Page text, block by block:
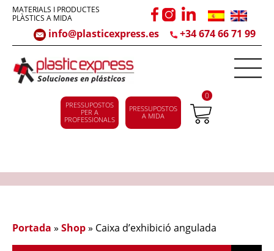
MATERIALS I PRODUCTES
PLÀSTICS A MIDA
info@plasticexpress.es +34 674 66 71 99
PRESSUPOSTOS
PER A
PROFESSIONALS
PRESSUPOSTOS
A MIDA
0
Portada »Shop» Caixa d’exhibició angulada